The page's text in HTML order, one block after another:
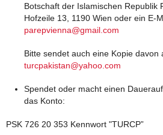
Botschaft der Islamischen Republik
Hofzeile 13, 1190 Wien oder ein E-
parepvienna@gmail.com
Bitte sendet auch eine Kopie davon
turcpakistan@yahoo.com
Spendet oder macht einen
das Konto:
PSK 726 20 353 Kennwort "TURCP”